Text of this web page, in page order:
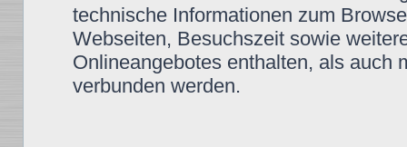
technische Informationen zum
Webseiten, Besuchszeit sowie
Onlineangebotes enthalten, als auch
verbunden werden.